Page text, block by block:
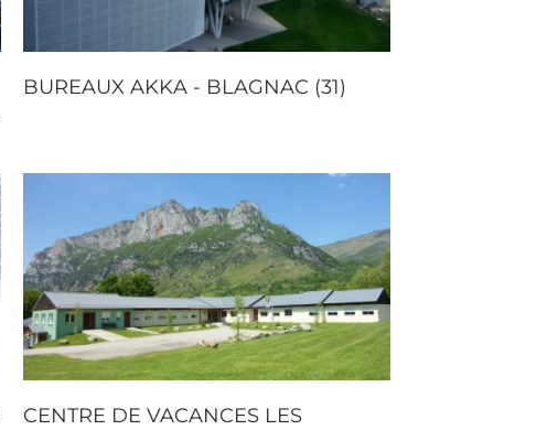
BUREAUX AKKA - BLAGNAC (31)
CENTRE DE VACANCES LES